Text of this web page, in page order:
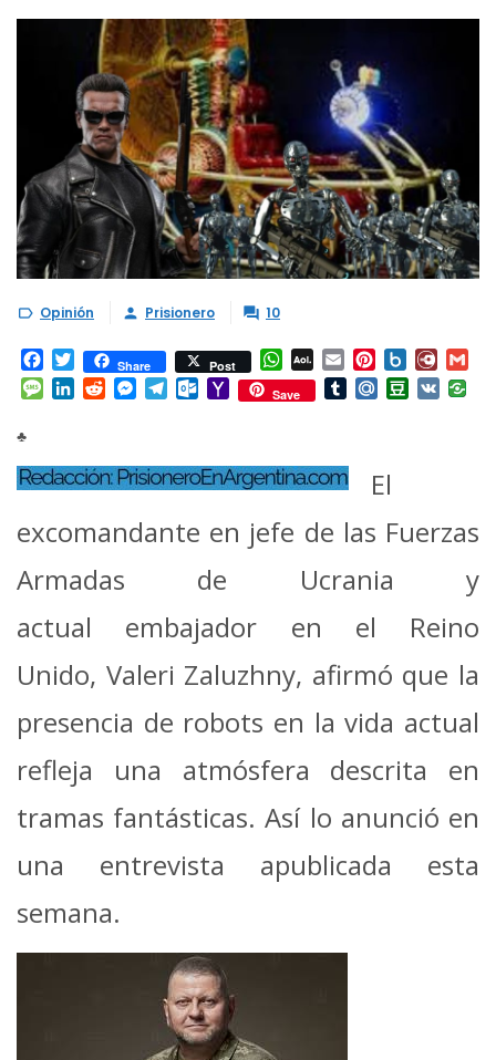
 Opinión  Prisionero  10
Facebook
TwitterShare Post WhatsApp
AOL
Mail
Email Pinterest
Box.net
Message
LinkedInRedditMessenger
TelegramOutlook.com
YahooSave TumblrMail.RuDouban
VK
♣
El
excomandante en jefe de las Fuerzas
Armadas de Ucrania y
actual embajador en el Reino
Unido, Valeri Zaluzhny, afirmó que la
presencia de robots en la vida actual
refleja una atmósfera descrita en
tramas fantásticas. Así lo anunció en
una entrevista apublicada esta
semana.